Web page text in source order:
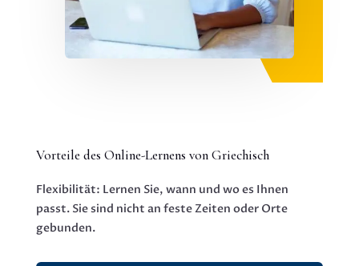
Vorteile des Online-Lernens von Griechisch
Flexibilität: Lernen Sie, wann und wo es Ihnen
passt. Sie sind nicht an feste Zeiten oder Orte
gebunden.